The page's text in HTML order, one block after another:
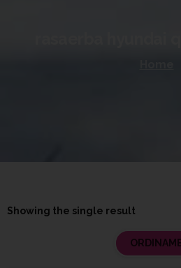
Showing the single result